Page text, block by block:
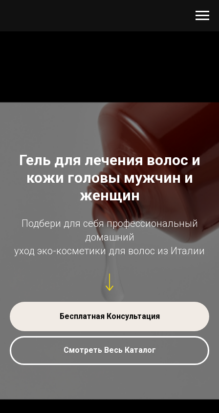
Гель для лечения волос и
кожи головы мужчин и
женщин
Подбери для себя профессиональный
домашний
уход эко-косметики для волос из Италии
Бесплатная Консультация
Смотреть Весь Каталог